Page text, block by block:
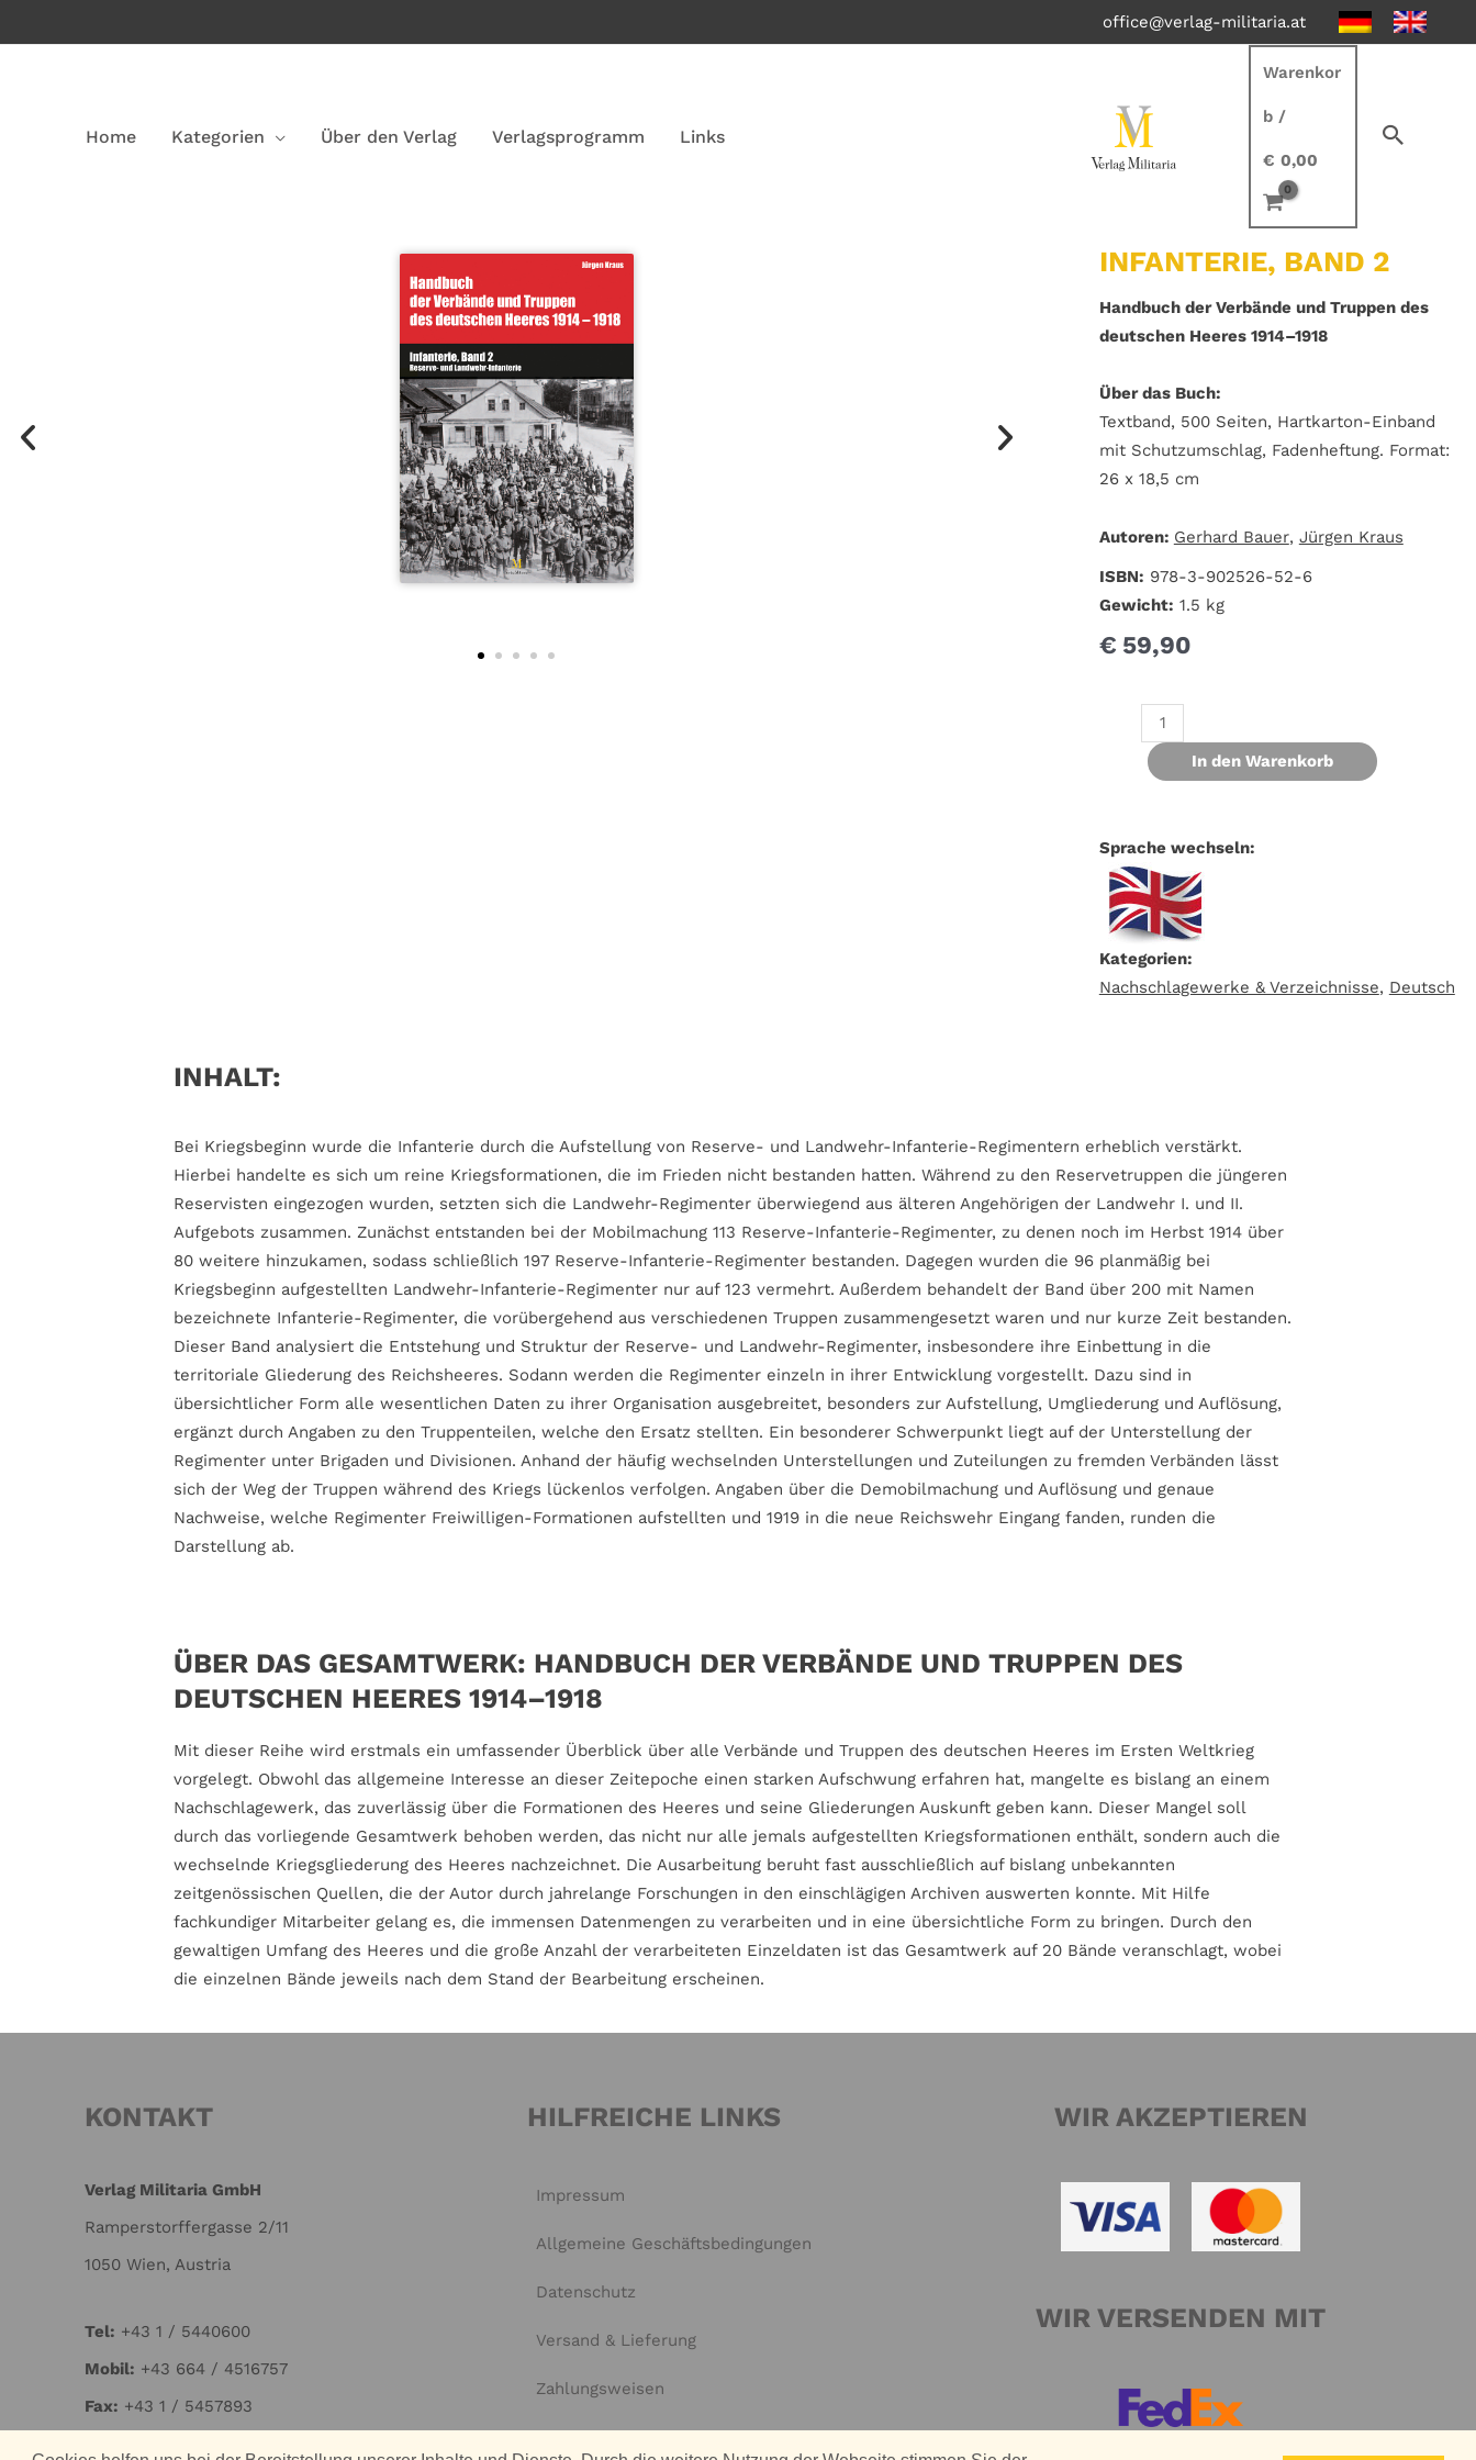
office@verlag-militaria.at
Home Kategorien Über den Verlag Verlagsprogramm Links
Warenkor
b/
€ 0,00
INFANTERIE, BAND 2
Handbuch der Verbände und Truppen des
deutschen Heeres 1914–1918
Über das Buch:
Textband, 500 Seiten, Hartkarton-Einband
mit Schutzumschlag, Fadenheftung. Format:
26 x 18,5 cm
Autoren: Gerhard Bauer, Jürgen Kraus
ISBN: 978-3-902526-52-6
Gewicht: 1.5 kg
€ 59,90
In den Warenkorb
Sprache wechseln:
Kategorien:
Nachschlagewerke & Verzeichnisse, Deutsch
INHALT:
Bei Kriegsbeginn wurde die Infanterie durch die Aufstellung von Reserve- und Landwehr-Infanterie-Regimentern erheblich verstärkt.
Hierbei handelte es sich um reine Kriegsformationen, die im Frieden nicht bestanden hatten. Während zu den Reservetruppen die jüngeren
Reservisten eingezogen wurden, setzten sich die Landwehr-Regimenter überwiegend aus älteren Angehörigen der Landwehr I. und II.
Aufgebots zusammen. Zunächst entstanden bei der Mobilmachung 113 Reserve-Infanterie-Regimenter, zu denen noch im Herbst 1914 über
80 weitere hinzukamen, sodass schließlich 197 Reserve-Infanterie-Regimenter bestanden. Dagegen wurden die 96 planmäßig bei
Kriegsbeginn aufgestellten Landwehr-Infanterie-Regimenter nur auf 123 vermehrt. Außerdem behandelt der Band über 200 mit Namen
bezeichnete Infanterie-Regimenter, die vorübergehend aus verschiedenen Truppen zusammengesetzt waren und nur kurze Zeit bestanden.
Dieser Band analysiert die Entstehung und Struktur der Reserve- und Landwehr-Regimenter, insbesondere ihre Einbettung in die
territoriale Gliederung des Reichsheeres. Sodann werden die Regimenter einzeln in ihrer Entwicklung vorgestellt. Dazu sind in
übersichtlicher Form alle wesentlichen Daten zu ihrer Organisation ausgebreitet, besonders zur Aufstellung, Umgliederung und Auflösung,
ergänzt durch Angaben zu den Truppenteilen, welche den Ersatz stellten. Ein besonderer Schwerpunkt liegt auf der Unterstellung der
Regimenter unter Brigaden und Divisionen. Anhand der häufig wechselnden Unterstellungen und Zuteilungen zu fremden Verbänden lässt
sich der Weg der Truppen während des Kriegs lückenlos verfolgen. Angaben über die Demobilmachung und Auflösung und genaue
Nachweise, welche Regimenter Freiwilligen-Formationen aufstellten und 1919 in die neue Reichswehr Eingang fanden, runden die
Darstellung ab.
ÜBER DAS GESAMTWERK: HANDBUCH DER VERBÄNDE UND TRUPPEN DES
DEUTSCHEN HEERES 1914–1918
Mit dieser Reihe wird erstmals ein umfassender Überblick über alle Verbände und Truppen des deutschen Heeres im Ersten Weltkrieg
vorgelegt. Obwohl das allgemeine Interesse an dieser Zeitepoche einen starken Aufschwung erfahren hat, mangelte es bislang an einem
Nachschlagewerk, das zuverlässig über die Formationen des Heeres und seine Gliederungen Auskunft geben kann. Dieser Mangel soll
durch das vorliegende Gesamtwerk behoben werden, das nicht nur alle jemals aufgestellten Kriegsformationen enthält, sondern auch die
wechselnde Kriegsgliederung des Heeres nachzeichnet. Die Ausarbeitung beruht fast ausschließlich auf bislang unbekannten
zeitgenössischen Quellen, die der Autor durch jahrelange Forschungen in den einschlägigen Archiven auswerten konnte. Mit Hilfe
fachkundiger Mitarbeiter gelang es, die immensen Datenmengen zu verarbeiten und in eine übersichtliche Form zu bringen. Durch den
gewaltigen Umfang des Heeres und die große Anzahl der verarbeiteten Einzeldaten ist das Gesamtwerk auf 20 Bände veranschlagt, wobei
die einzelnen Bände jeweils nach dem Stand der Bearbeitung erscheinen.
KONTAKT
Verlag Militaria GmbH
Ramperstorffergasse 2/11
1050 Wien, Austria
Tel: +43 1 / 5440600
Mobil: +43 664 / 4516757
Fax: +43 1 / 5457893
HILFREICHE LINKS
Impressum
Allgemeine Geschäftsbedingungen
Datenschutz
Versand & Lieferung
Zahlungsweisen
WIR AKZEPTIEREN
WIR VERSENDEN MIT